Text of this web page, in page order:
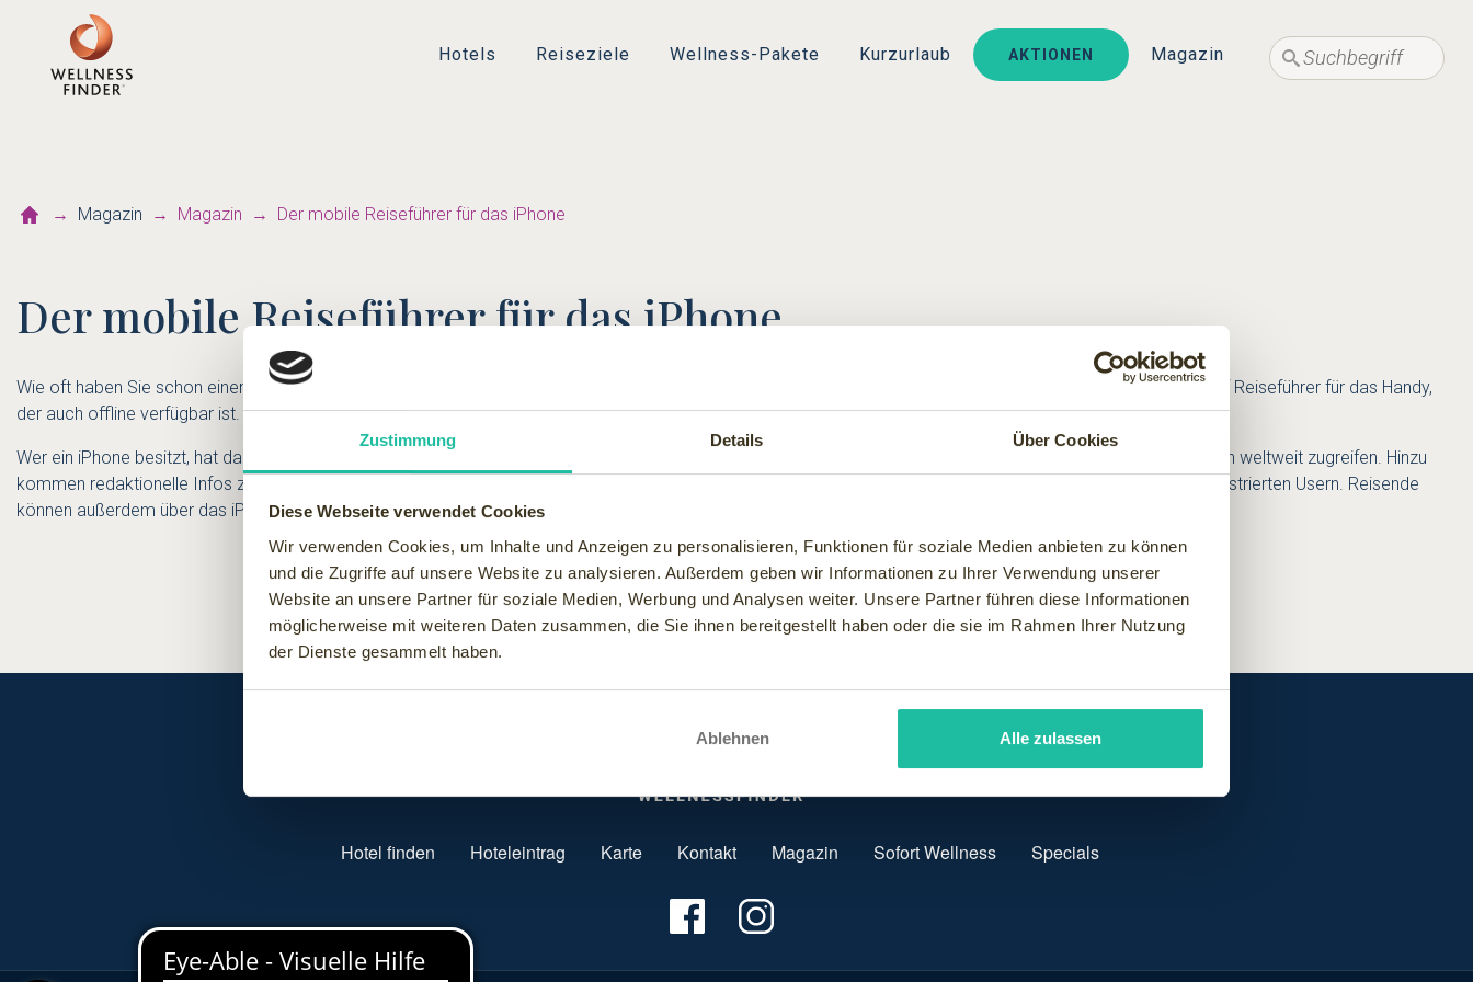
Zustimmung Details Über Cookies
Diese Webseite verwendet Cookies
Wir verwenden Cookies, um Inhalte und Anzeigen zu personalisieren, Funktionen für soziale Medien anbieten zu können
und die Zugriffe auf unsere Website zu analysieren. Außerdem geben wir Informationen zu Ihrer Verwendung unserer
Website an unsere Partner für soziale Medien, Werbung und Analysen weiter. Unsere Partner führen diese Informationen
möglicherweise mit weiteren Daten zusammen, die Sie ihnen bereitgestellt haben oder die sie im Rahmen Ihrer Nutzung
der Dienste gesammelt haben.
Ablehnen Alle zulassen
Hotels Reiseziele Wellness-Pakete Kurzurlaub AKTIONEN Magazin
Suche
Suche
Magazin Magazin Der mobile Reiseführer für das iPhone
Der mobile Reiseführer für das iPhone
Wie oft haben Sie schon einen Reiseführer mit in den Urlaub genommen? Na? Jetzt geht es einfacher: Es gibt nämlich den ersten kostenlosen globalen tripwolf Reiseführer für das Handy,
der auch offline verfügbar ist.
Wer ein iPhone besitzt, hat damit den Zugriff auf aktuelle, professionelle Reiseinformationen. Der Urlauber kann auf Informationen zu rund 400.000 Destinationen weltweit zugreifen. Hinzu
kommen redaktionelle Infos zu Sehenswürdigkeiten, Hotels, Restaurants, Nightlife und Shopping und zusätzlich gibt es Tipps und Empfehlungen von 18.000 registrierten Usern. Reisende
können außerdem über das iPhone auch direkten Kontakt zu sogenannten "Trip Gurus" vor Ort aufnehmen, die Auskunft über die aktuellsten Themen geben.
Hotel finden Hoteleintrag Karte Kontakt Magazin Sofort Wellness Specials